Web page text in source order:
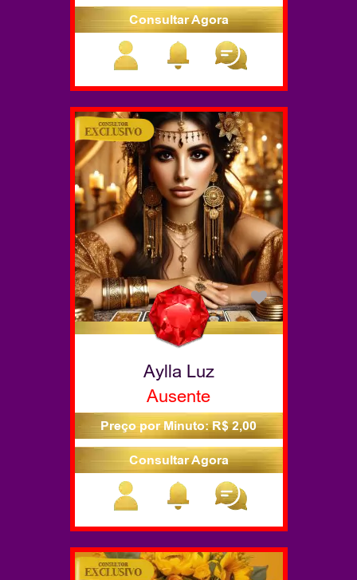
Consultar Agora
Aylla Luz
Ausente
Preço por Minuto: R$ 2,00
Consultar Agora